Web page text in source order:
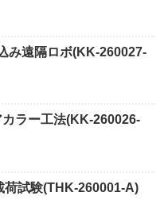
み遠隔ロボ(KK-260027-
ラー工法(KK-260026-
荷試験(THK-260001-A)